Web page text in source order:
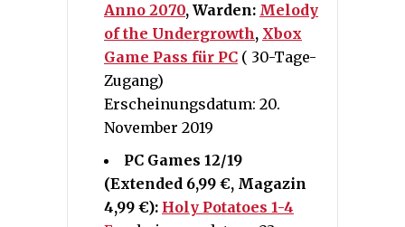
Anno 2070, Warden: Melody
of the Undergrowth, Xbox
Game Pass für PC ( 30-Tage-
Zugang)
Erscheinungsdatum: 20.
November 2019
PC Games 12/19
(Extended 6,99 €, Magazin
4,99 €): Holy Potatoes 1-4